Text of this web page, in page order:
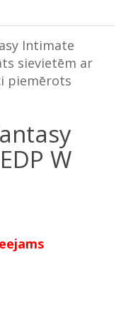
Intimate
sievietēm ar
piemērots
W